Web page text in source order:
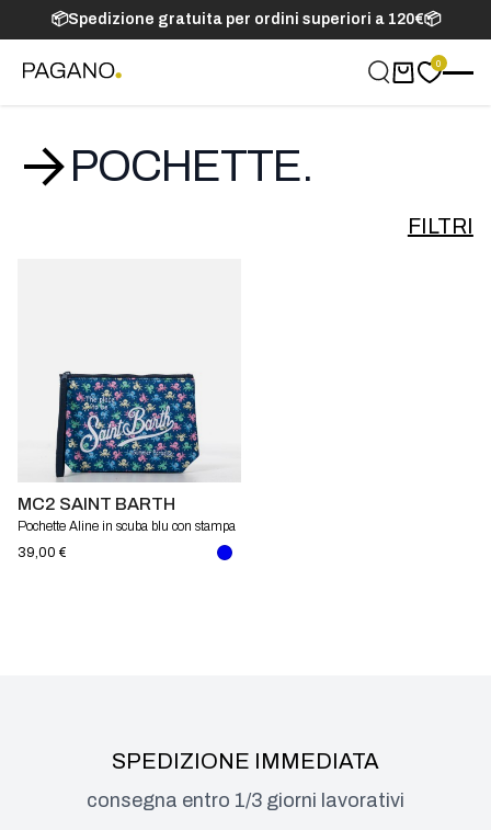
📦Spedizione gratuita per ordini superiori a 120€📦
0
POCHETTE.
FILTRI
MC2 SAINT BARTH
Pochette Aline in scuba blu con stampa
polipetti Mc2 Saint Barth
39,00 €
SPEDIZIONE IMMEDIATA
consegna entro 1/3 giorni lavorativi